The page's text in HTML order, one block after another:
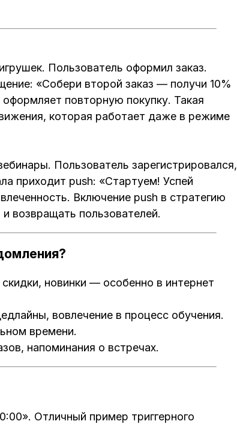
Пользователь оформил заказ.
«Собери второй заказ — получи 10%
повторную покупку. Такая
которая работает даже в режиме
Пользователь зарегистрировался,
приходит push: «Стартуем! Успей
Включение push в стратегию
возвращать пользователей.
новинки — особенно в интернет
вовлечение в процесс обучения.
времени.
напоминания о встречах.
Отличный пример триггерного